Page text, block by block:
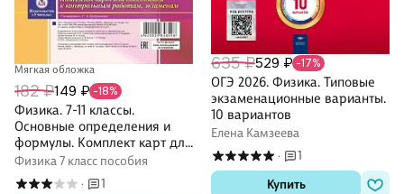
Мягкая обложка
182 ₽149 ₽ -18%
Физика. 7-11 классы.
Основные определения и
формулы. Комплект карт для
подготовки к контрольным
работам, экзаменам
Физика 7 класс пособия
·
1
635 ₽529 ₽ -17%
ОГЭ 2026. Физика. Типовые
экзаменационные варианты.
10 вариантов
Елена Камзеева
·
1
Купить